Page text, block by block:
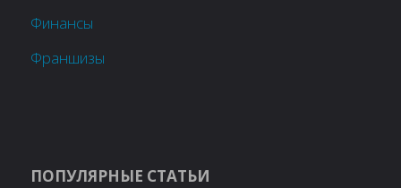
Финансы
Франшизы
ПОПУЛЯРНЫЕ СТАТЬИ